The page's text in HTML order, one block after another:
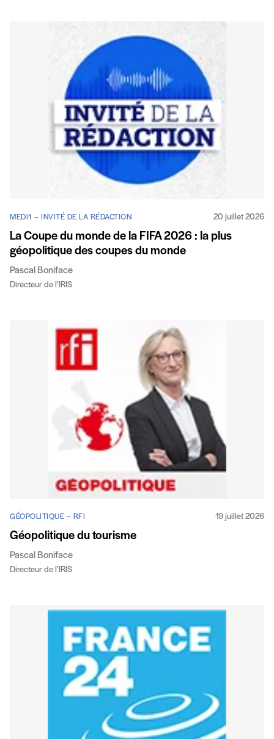
MEDI1 – INVITÉ DE LA RÉDACTION 20 juillet 2026
La Coupe du monde de la FIFA 2026 : la plus
géopolitique des coupes du monde
Pascal Boniface
Directeur de l’IRIS
GÉOPOLITIQUE – RFI 19 juillet 2026
Géopolitique du tourisme
Pascal Boniface
Directeur de l’IRIS